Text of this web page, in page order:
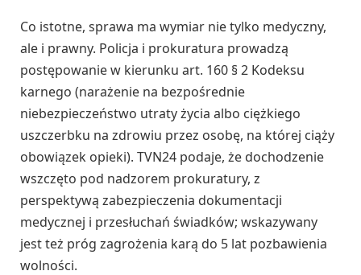
Co istotne, sprawa ma wymiar nie tylko medyczny,
ale i prawny. Policja i prokuratura prowadzą
postępowanie w kierunku art. 160 § 2 Kodeksu
karnego (narażenie na bezpośrednie
niebezpieczeństwo utraty życia albo ciężkiego
uszczerbku na zdrowiu przez osobę, na której ciąży
obowiązek opieki). TVN24 podaje, że dochodzenie
wszczęto pod nadzorem prokuratury, z
perspektywą zabezpieczenia dokumentacji
medycznej i przesłuchań świadków; wskazywany
jest też próg zagrożenia karą do 5 lat pozbawienia
wolności.